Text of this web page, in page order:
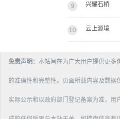
9 兴耀石桥
10 云上源境
免责声明： 本站旨在为广大用户提供更多
的准确性和完整性。页面所载内容及数据
实际公示和以政府部门登记备案为准，